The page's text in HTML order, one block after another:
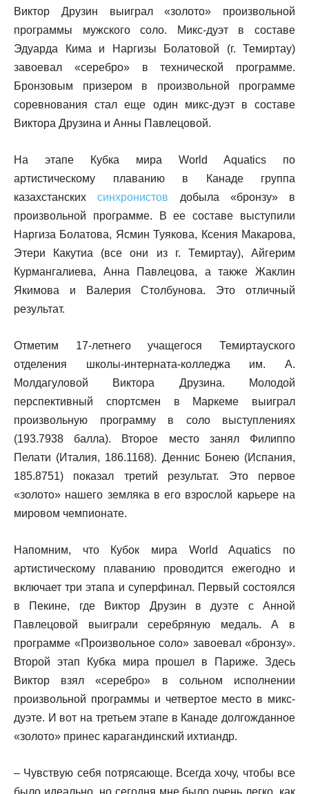
Виктор Друзин выиграл «золото» произвольной
программы мужского соло. Микс-дуэт в составе
Эдуарда Кима и Наргизы Болатовой (г. Темиртау)
завоевал «серебро» в технической программе.
Бронзовым призером в произвольной программе
соревнования стал еще один микс-дуэт в составе
Виктора Друзина и Анны Павлецовой.
На этапе Кубка мира World Aquatics по
артистическому плаванию в Канаде группа
казахстанскихсинхронистов добыла «бронзу» в
произвольной программе. В ее составе выступили
Наргиза Болатова, Ясмин Туякова, Ксения Макарова,
Этери Какутиа (все они из г. Темиртау), Айгерим
Курмангалиева, Анна Павлецова, а также Жаклин
Якимова и Валерия Столбунова. Это отличный
результат.
Отметим 17-летнего учащегося Темиртауского
отделения школы-интерната-колледжа им. А.
Молдагуловой Виктора Друзина. Молодой
перспективный спортсмен в Маркеме выиграл
произвольную программу в соло выступлениях
(193.7938 балла). Второе место занял Филиппо
Пелати (Италия, 186.1168). Деннис Бонею (Испания,
185.8751) показал третий результат. Это первое
«золото» нашего земляка в его взрослой карьере на
мировом чемпионате.
Напомним, что Кубок мира World Aquatics по
артистическому плаванию проводится ежегодно и
включает три этапа и суперфинал. Первый состоялся
в Пекине, где Виктор Друзин в дуэте с Анной
Павлецовой выиграли серебряную медаль. А в
программе «Произвольное соло» завоевал «бронзу».
Второй этап Кубка мира прошел в Париже. Здесь
Виктор взял «серебро» в сольном исполнении
произвольной программы и четвертое место в микс-
дуэте. И вот на третьем этапе в Канаде долгожданное
«золото» принес карагандинский ихтиандр.
– Чувствую себя потрясающе. Всегда хочу, чтобы все